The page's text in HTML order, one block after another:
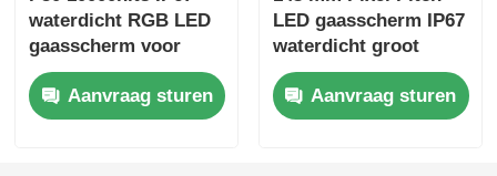
waterdicht RGB LED
gaasscherm voor
buitengevelreclame
Aanvraag sturen
LED gaasscherm IP67
waterdicht groot
buitendisplay voor
stedelijke nachtzicht
culturele toeristische
Aanvraag sturen